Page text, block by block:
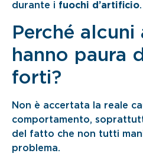
durante i fuochi d’artificio.
Perché alcuni
hanno paura
forti?
Non è accertata la reale
comportamento,
del fatto che non tutti
problema.